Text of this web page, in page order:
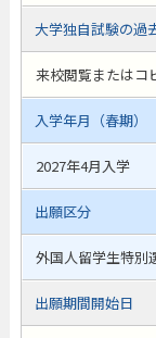
大学独自試験の過
来校閲覧またはコ
入学年月（春期）
2027年4月入学
出願区分
外国人留学生特別
出願期間開始日